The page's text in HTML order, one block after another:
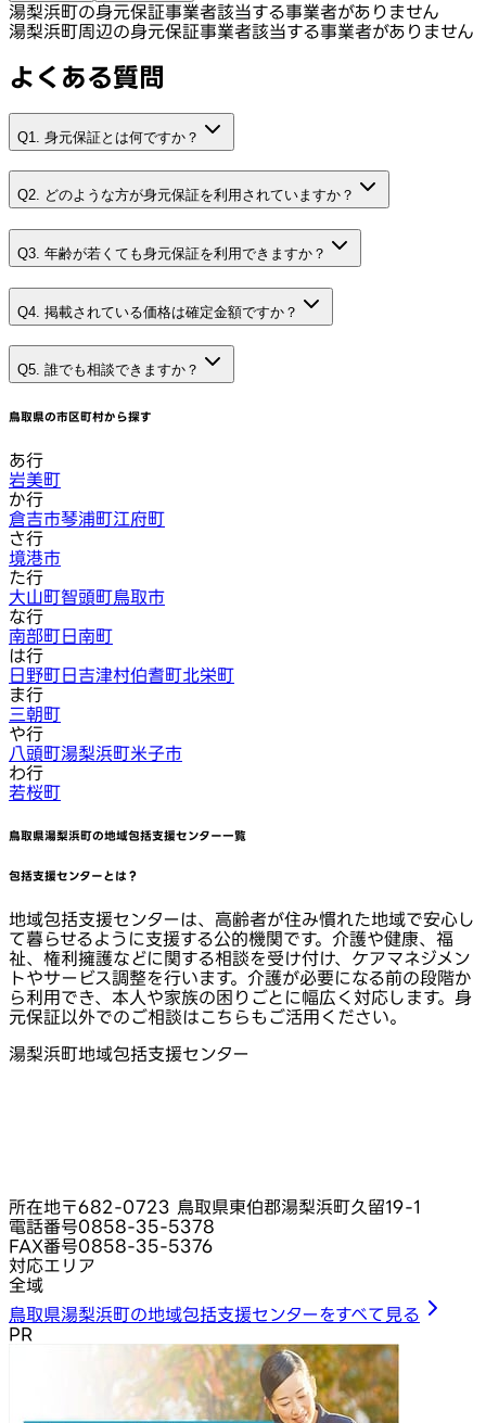
湯梨浜町の身元保証事業者該当する事業者がありません
湯梨浜町周辺の身元保証事業者該当する事業者がありません
よくある質問
Q1. 身元保証とは何ですか？
Q2. どのような方が身元保証を利用されていますか？
Q3. 年齢が若くても身元保証を利用できますか？
Q4. 掲載されている価格は確定金額ですか？
Q5. 誰でも相談できますか？
鳥取県の市区町村から探す
あ行
岩美町
か行
倉吉市琴浦町江府町
さ行
境港市
た行
大山町智頭町鳥取市
な行
南部町日南町
は行
日野町日吉津村伯耆町北栄町
ま行
三朝町
や行
八頭町湯梨浜町米子市
わ行
若桜町
鳥取県湯梨浜町の地域包括支援センター一覧
包括支援センターとは？
地域包括支援センターは、高齢者が住み慣れた地域で安心し
て暮らせるように支援する公的機関です。介護や健康、福
祉、権利擁護などに関する相談を受け付け、ケアマネジメン
トやサービス調整を行います。介護が必要になる前の段階か
ら利用でき、本人や家族の困りごとに幅広く対応します。身
元保証以外でのご相談はこちらもご活用ください。
湯梨浜町地域包括支援センター
所在地〒682-0723 鳥取県東伯郡湯梨浜町久留19-1
電話番号0858-35-5378
FAX番号0858-35-5376
対応エリア
全域
鳥取県湯梨浜町の地域包括支援センターをすべて見る
PR